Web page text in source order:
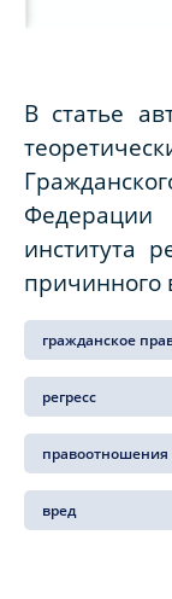
В статье
института
причинного
гражданское
регресс
правоотношения
вред